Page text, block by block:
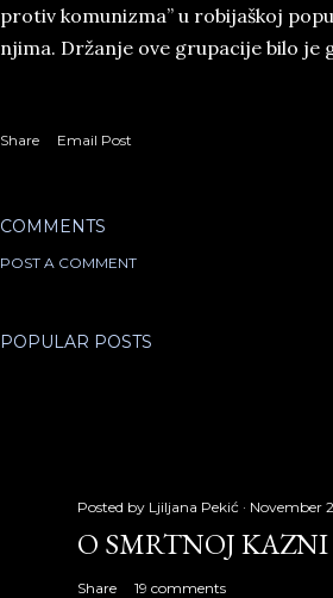
protiv komunizma” u robijaškoj
njima. Držanje ove grupacije bilo je
Share Email Post
COMMENTS
POST A COMMENT
POPULAR POSTS
Posted by Ljiljana Pekić November
O SMRTNOJ KAZNI
Share 19 comments